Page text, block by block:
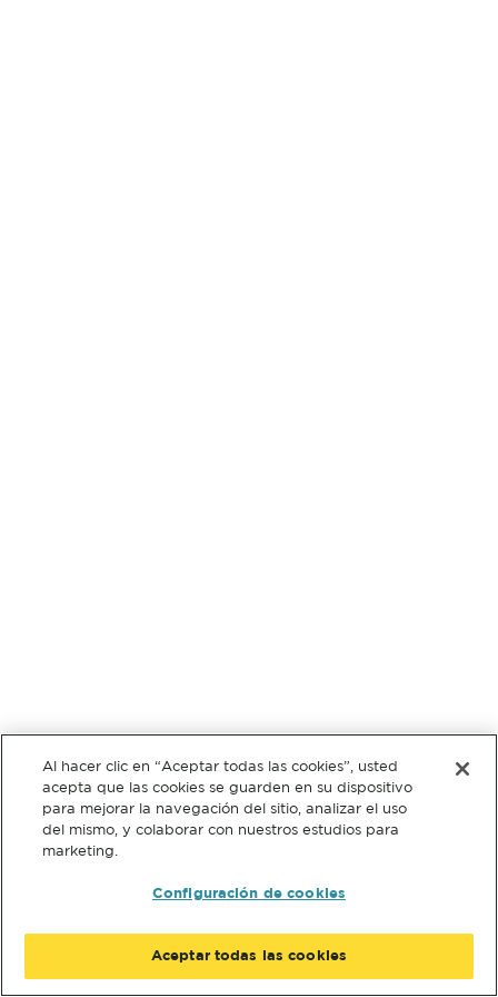
Al hacer clic en “Aceptar todas las cookies”, usted
acepta que las cookies se guarden en su dispositivo
para mejorar la navegación del sitio, analizar el uso
del mismo, y colaborar con nuestros estudios para
marketing.
Configuración de cookies
Aceptar todas las cookies